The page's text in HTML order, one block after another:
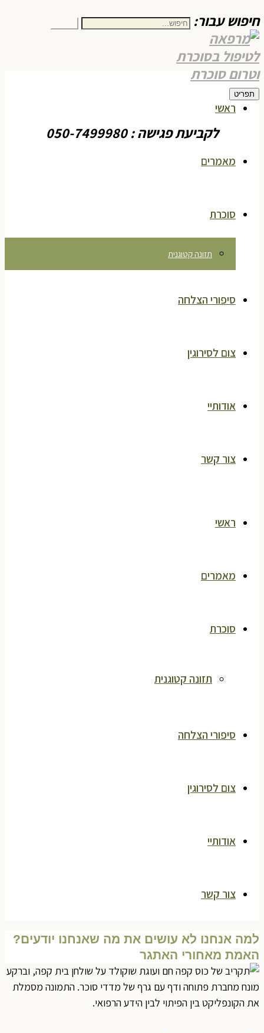
חיפוש עבור:
תפריט
לקביעת פגישה : 050-7499980
ראשי
מאמרים
סוכרת
תזונה קטוגנית
סיפורי הצלחה
צום לסירוגין
אודותיי
צור קשר
ראשי
מאמרים
סוכרת
תזונה קטוגנית
סיפורי הצלחה
צום לסירוגין
אודותיי
צור קשר
למה אנחנו לא עושים את מה שאנחנו יודעים?
האמת מאחורי האתגר